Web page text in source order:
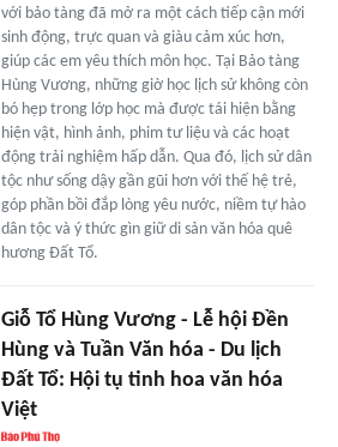
với bảo tàng đã mở ra một cách tiếp cận mới
sinh động, trực quan và giàu cảm xúc hơn,
giúp các em yêu thích môn học. Tại Bảo tàng
Hùng Vương, những giờ học lịch sử không còn
bó hẹp trong lớp học mà được tái hiện bằng
hiện vật, hình ảnh, phim tư liệu và các hoạt
động trải nghiệm hấp dẫn. Qua đó, lịch sử dân
tộc như sống dậy gần gũi hơn với thế hệ trẻ,
góp phần bồi đắp lòng yêu nước, niềm tự hào
dân tộc và ý thức gìn giữ di sản văn hóa quê
hương Đất Tổ.
Giỗ Tổ Hùng Vương - Lễ hội Đền
Hùng và Tuần Văn hóa - Du lịch
Đất Tổ: Hội tụ tinh hoa văn hóa
Việt